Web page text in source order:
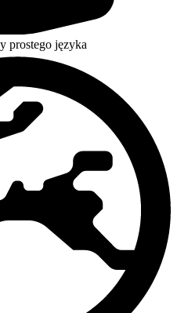
prostego języka